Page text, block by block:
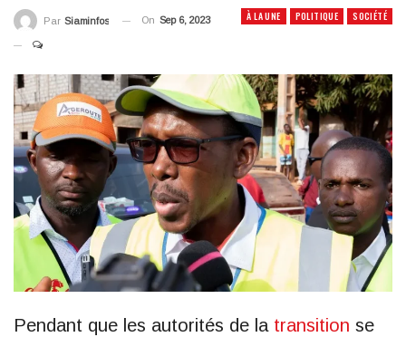
À LA UNE POLITIQUE SOCIÉTÉ
Par Siaminfos On Sep 6, 2023
Pendant que les autorités de latransition se